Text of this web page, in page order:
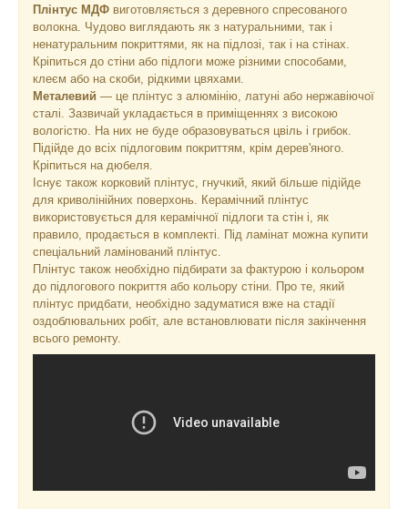
Плінтус МДФ виготовляється з деревного спресованого
волокна. Чудово виглядають як з натуральними, так і
ненатуральним покриттями, як на підлозі, так і на стінах.
Кріпиться до стіни або підлоги може різними способами,
клеєм або на скоби, рідкими цвяхами.
Металевий — це плінтус з алюмінію, латуні або нержавіючої
сталі. Зазвичай укладається в приміщеннях з високою
вологістю. На них не буде образовуваться цвіль і грибок.
Підійде до всіх підлоговим покриттям, крім дерев'яного.
Кріпиться на дюбеля.
Існує також корковий плінтус, гнучкий, який більше підійде
для криволінійних поверхонь. Керамічний плінтус
використовується для керамічної підлоги та стін і, як
правило, продається в комплекті. Під ламінат можна купити
спеціальний ламінований плінтус.
Плінтус також необхідно підбирати за фактурою і кольором
до підлогового покриття або кольору стіни. Про те, який
плінтус придбати, необхідно задуматися вже на стадії
оздоблювальних робіт, але встановлювати після закінчення
всього ремонту.